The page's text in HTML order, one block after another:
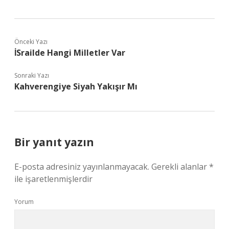
Önceki Yazı
İSrailde Hangi Milletler Var
Sonraki Yazı
Kahverengiye Siyah Yakışır Mı
Bir yanıt yazın
E-posta adresiniz yayınlanmayacak. Gerekli alanlar*
ile işaretlenmişlerdir
Yorum